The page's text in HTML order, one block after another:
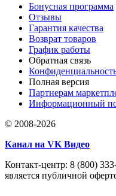
Бонусная программа
Отзывы
Гарантия качества
Возврат товаров
График работы
Обратная связь
Полная версия
Партнерам
Информационный
© 2008-2026
Канал на VK Видео
Контакт-центр: 8 (800)
является публичной